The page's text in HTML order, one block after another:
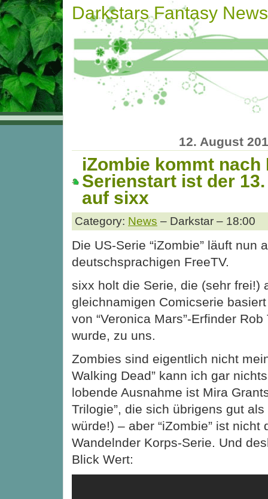
Darkstars Fantasy News
12. August
iZombie kommt nach
Serienstart ist der
auf sixx
Category: News – Darkstar – 18:00
Die US-Serie “iZombie” läuft nun
deutschsprachigen FreeTV.
sixx holt die Serie, die (sehr frei!)
gleichnamigen Comicserie
von “Veronica Mars”-Erfinder
wurde, zu uns.
Zombies sind eigentlich nicht
Walking Dead” kann ich gar
lobende Ausnahme ist Mira
Trilogie”, die sich übrigens gut
würde!) – aber “iZombie” ist nicht
Wandelnder Korps-Serie. Und
Blick Wert: